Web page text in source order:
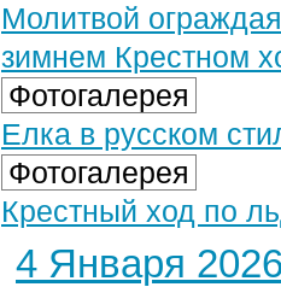
Молитвой
зимнем Крестном
Фотогалерея
Елка в русском
Фотогалерея
Крестный ход по
4 Января 2026